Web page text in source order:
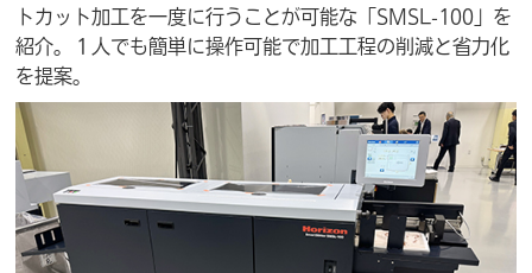
トカット加工を一度に行うことが可能な「SMSL-100」を
紹介。１人でも簡単に操作可能で加工工程の削減と省力化
を提案。